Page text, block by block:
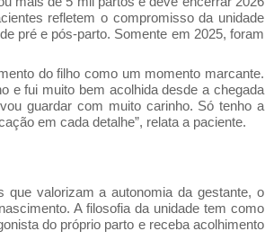
refletem o compromisso da unidade
pré e pós-parto. Somente em 2025, foram
do filho como um momento marcante.
e fui muito bem acolhida desde a chegada
guardar com muito carinho. Só tenho a
em cada detalhe”, relata a paciente.
que valorizam a autonomia da gestante, o
A filosofia da unidade tem como
do próprio parto e receba acolhimento